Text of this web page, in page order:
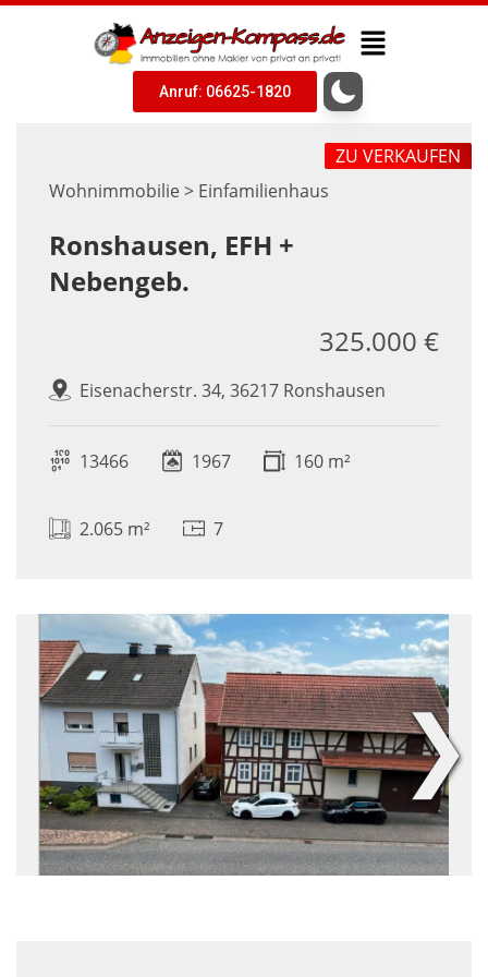
Anruf: 06625-1820
Wohnimmobilie > Einfamilienhaus
ZU VERKAUFEN
Ronshausen, EFH +
Nebengeb.
Eisenacherstr. 34, 36217 Ronshausen
325.000 €
13466 1967 160 m²
2.065 m² 7
❯